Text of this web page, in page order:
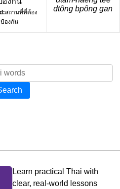
สถานที่ที่ต้อง
ป้องกัน
dtông bpông gan
Learn practical Thai with
clear, real-world lessons